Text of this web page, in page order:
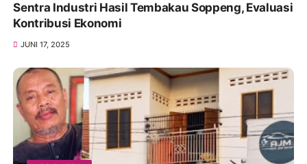
Sentra Industri Hasil Tembakau Soppeng, Evaluasi
Kontribusi Ekonomi
JUNI 17, 2025